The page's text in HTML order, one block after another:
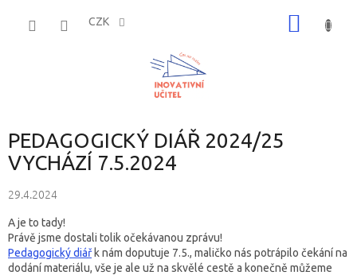
CZK
PEDAGOGICKÝ DIÁŘ 2024/25
VYCHÁZÍ 7.5.2024
29.4.2024
A je to tady!
Právě jsme dostali tolik očekávanou zprávu!
Pedagogický diářk nám doputuje 7.5., maličko nás potrápilo čekání na
dodání materiálu, vše je ale už na skvělé cestě a konečně můžeme